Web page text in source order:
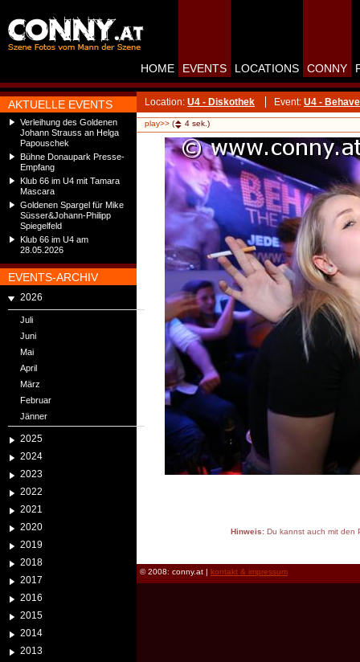
AKTUELLE EVENTS
Verleihung des Goldenen
Johann Strauss an Helga
Papouschek
Bühne Donaupark Presse-
Empfang
Klub 66 im U4 mit Tamara
Mascara
Goldenen Spargel für Mike
Süsser&Johann-Philipp
Spiegelfeld
Klub 66 im U4 am
28.05.2026
EVENTS-ARCHIV
2026
Juli
Juni
Mai
April
März
Februar
Jänner
2025
2024
2023
2022
2021
2020
2019
2018
2017
2016
2015
2014
2013
HOME EVENTS LOCATIONS CONNY
Location: U4 - Diskothek Event: U4 - Behave
play>> ( 4 sek.)
Hinweis:Du kannst auch mit den
© 2008: conny.at | kontakt & impressum